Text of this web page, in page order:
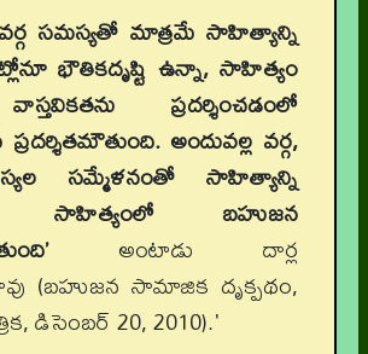
సమస్యతో మాత్రమే సాహిత్యాన్ని
భౌతికదృష్టి ఉన్నా, సాహిత్యం
ప్రదర్శించడంలో
అందువల్ల వర్గ,
సమ్మేళనంతో సాహిత్యాన్ని
సాహిత్యంలో బహుజన
అంటాడు దార్ల
(బహుజన సామాజిక దృక్పథం,
డిసెంబర్ 20, 2010).'